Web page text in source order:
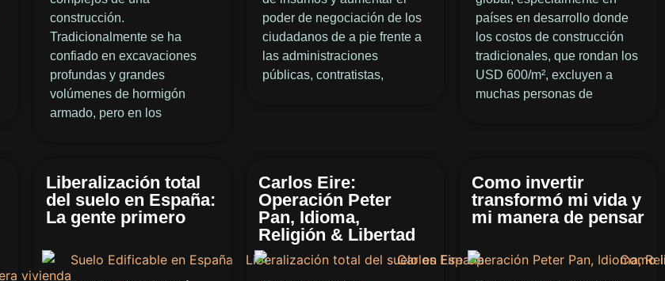
construcción.
Tradicionalmente se ha
confiado en excavaciones
profundas y grandes
volúmenes de hormigón
armado, pero en los
poder de negociación de los
ciudadanos de a pie frente a
las administraciones
públicas, contratistas,
países en desarrollo donde
los costos de construcción
tradicionales, que rondan los
USD 600/m², excluyen a
muchas personas de
Liberalización total
del suelo en España:
La gente primero
Carlos Eire:
Operación Peter
Pan, Idioma,
Religión & Libertad
Como invertir
transformó mi vida y
mi manera de pensar